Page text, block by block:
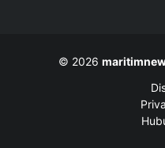
© 2026